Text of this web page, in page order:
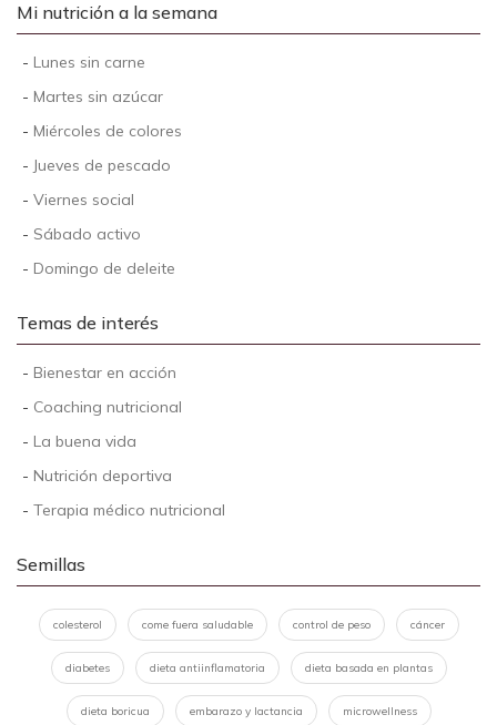
Mi nutrición a la semana
- Lunes sin carne
- Martes sin azúcar
- Miércoles de colores
- Jueves de pescado
- Viernes social
- Sábado activo
- Domingo de deleite
Temas de interés
- Bienestar en acción
- Coaching nutricional
- La buena vida
- Nutrición deportiva
- Terapia médico nutricional
Semillas
colesterol come fuera saludable control de peso cáncer
diabetes dieta antiinflamatoria dieta basada en plantas
dieta boricua embarazo y lactancia microwellness